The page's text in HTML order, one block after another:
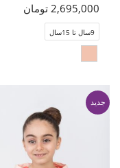
2,695,000 تومان
9سال تا 15سال
جدید